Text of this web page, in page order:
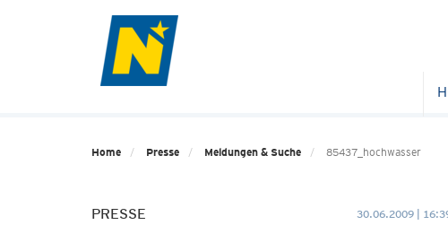
Home Presse Meldungen & Suche 85437_hochwasser
PRESSE 30.06.2009 |